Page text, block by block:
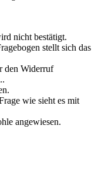
nicht bestätigt.
stellt sich das
den Widerruf
wie sieht es mit
angewiesen.